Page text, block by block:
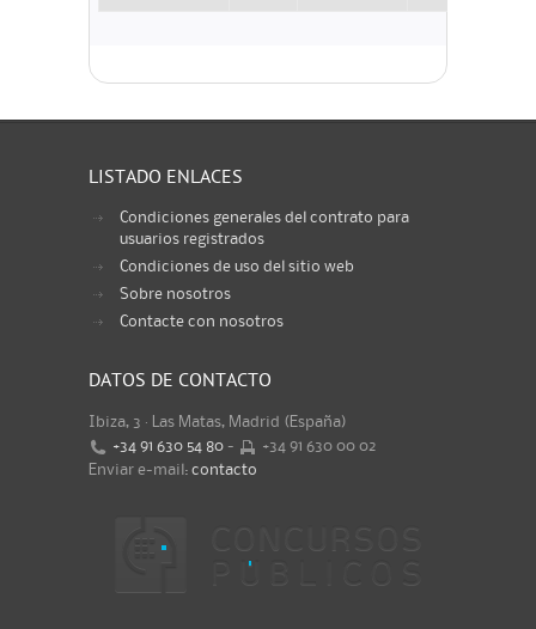
LISTADO ENLACES
Condiciones generales del contrato para
usuarios registrados
Condiciones de uso del sitio web
Sobre nosotros
Contacte con nosotros
DATOS DE CONTACTO
Ibiza, 3 · Las Matas, Madrid (España)
+34 91 630 54 80 -
+34 91 630 00 02
Enviar e-mail: contacto